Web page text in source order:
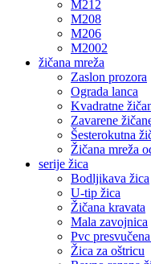
M212
M208
M206
M2002
žičana mreža
Zaslon prozora
Ograda lanca
Kvadratne
Zavarene
Šesterokutna
Žičana mreža
serije žica
Bodljikava žica
U-tip žica
Žičana kravata
Mala zavojnica
Pvc
Žica za oštricu